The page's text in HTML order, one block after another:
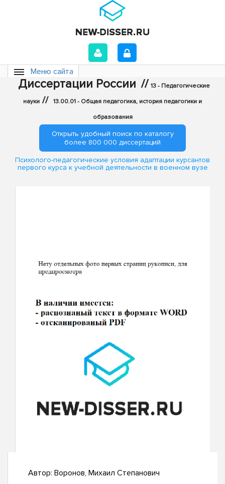
Меню сайта
Диссертации России // 13 - Педагогические
науки // 13.00.01 - Общая педагогика, история педагогики и
образования
Открыть удобный поиск по каталогу
более 800 000 диссертаций
Психолого-педагогические условия адаптации курсантов
первого курса к учебной деятельности в военном вузе
Автор: Воронов, Михаил Степанович